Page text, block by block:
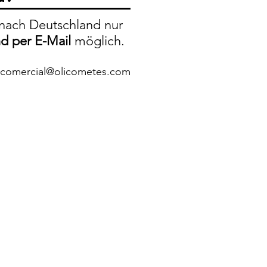
Deutschland nur
per E-Mail möglich.
comercial@olicometes.com